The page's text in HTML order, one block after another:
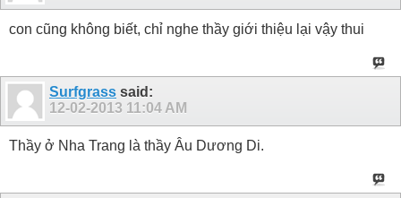
con cũng không biết, chỉ nghe thầy giới thiệu lại vậy thui
Surfgrass said:
12-02-2013 11:04 AM
Thầy ở Nha Trang là thầy Âu Dương Di.